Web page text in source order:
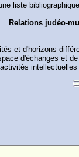
liste
Relations judéo-
et d'horizons
d'échanges et